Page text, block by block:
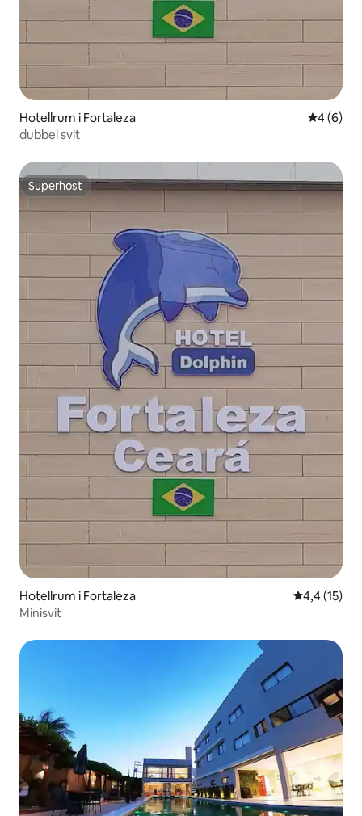
Hotellrum i Fortaleza 4 av 5 i
4 (6)
dubbel svit
Superhost
Superhost
Hotellrum i Fortaleza 4,4 av 5 i
4,4 (15)
Minisvit